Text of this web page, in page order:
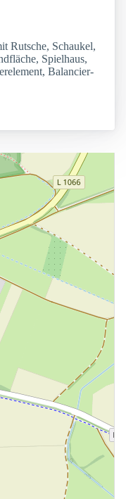
Rutsche, Schaukel,
Spielhaus,
Balancier-